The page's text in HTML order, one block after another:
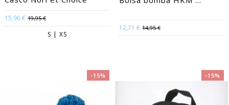
15,96 € 19,95 €
S | XS
12,71 € 14,95 €
-15% -15%